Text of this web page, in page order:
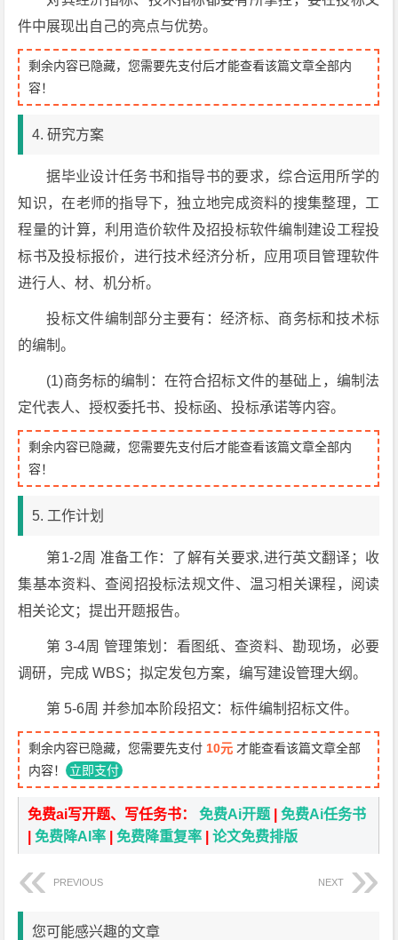
件中展现出自己的亮点与优势。
剩余内容已隐藏，您需要先支付后才能查看该篇文章全部内
容！
4. 研究方案
据毕业设计任务书和指导书的要求，综合运用所学的
知识，在老师的指导下，独立地完成资料的搜集整理，工
程量的计算，利用造价软件及招投标软件编制建设工程投
标书及投标报价，进行技术经济分析，应用项目管理软件
进行人、材、机分析。
投标文件编制部分主要有：经济标、商务标和技术标
的编制。
(1)商务标的编制：在符合招标文件的基础上，编制法
定代表人、授权委托书、投标函、投标承诺等内容。
剩余内容已隐藏，您需要先支付后才能查看该篇文章全部内
容！
5. 工作计划
第1-2周 准备工作：了解有关要求,进行英文翻译；收
集基本资料、查阅招投标法规文件、温习相关课程，阅读
相关论文；提出开题报告。
第 3-4周 管理策划：看图纸、查资料、勘现场，必要
调研，完成 WBS；拟定发包方案，编写建设管理大纲。
第 5-6周 并参加本阶段招文：标件编制招标文件。
剩余内容已隐藏，您需要先支付 10元 才能查看该篇文章全部
内容！ 立即支付
免费ai写开题、写任务书：免费Ai开题 |免费Ai任务书
|免费降AI率 |免费降重复率 |论文免费排版
PREVIOUS NEXT
您可能感兴趣的文章